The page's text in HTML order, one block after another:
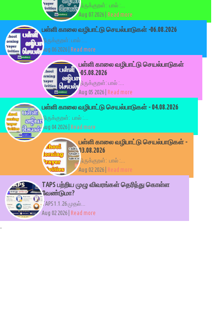
திருக்குறள்: பால் :...
Aug 07 2026 | Read more
பள்ளி காலை வழிபாட்டு செயல்பாடுகள் -06.08.2026
திருக்குறள்: பால் :...
Aug 06 2026 | Read more
பள்ளி காலை வழிபாட்டு செயல்பாடுகள்
-05.08.2026
திருக்குறள்: பால் :...
Aug 05 2026 |
Read more
பள்ளி காலை வழிபாட்டு செயல்பாடுகள் - 04.08.2026
திருக்குறள்: பால் :...
Aug 04 2026 | Read more
பள்ளி காலை வழிபாட்டு செயல்பாடுகள் -
03.08.2026
திருக்குறள்: பால் :...
Aug 02 2026 |
Read more
TAPS பற்றிய முழு விவரங்கள் தெரிந்து கொள்ள
வேண்டுமா?
TAPS 1.1.26 முதல்...
Aug 02 2026 |
Read more